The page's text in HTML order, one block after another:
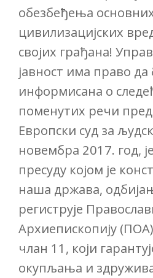
обезбеђења
цивилизацијских
својих грађана!
јавност има право да
информисана о
поменутих речи
Европски суд за
новембра 2017. год,
пресуду којом је
наша држава,
региструје
Архиепископију
члан 11, који
окупљања и